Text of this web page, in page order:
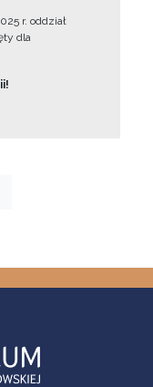
r. oddział
dla